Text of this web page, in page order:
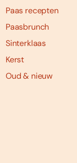
Paas recepten
Paasbrunch
Sinterklaas
Kerst
Oud & nieuw